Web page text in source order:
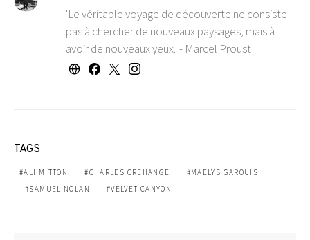
'Le véritable voyage de découverte ne consiste
pas à chercher de nouveaux paysages, mais à
avoir de nouveaux yeux.' - Marcel Proust
TAGS
ALI MITTON CHARLES CREHANGE
MAELYS GAROUIS
SAMUEL NOLAN
VELVET CANYON